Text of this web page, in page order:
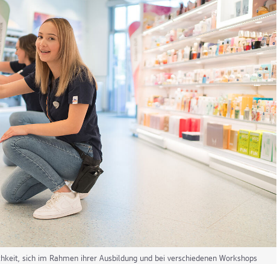
sich im Rahmen ihrer Ausbildung und bei verschiedenen Workshops